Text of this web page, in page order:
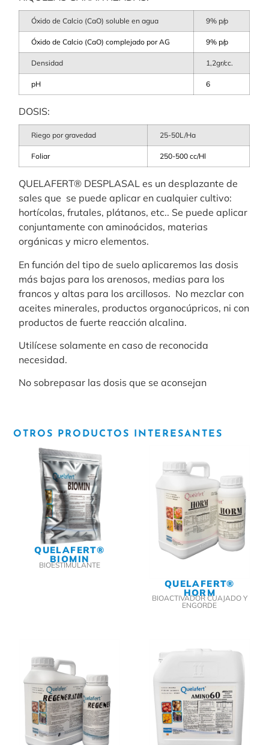
Óxido de Calcio (CaO) soluble en agua 9% p/p
Óxido de Calcio (CaO) complejado por AG 9% p/p
Densidad 1,2gr/cc.
pH 6
DOSIS:
Riego por gravedad 25-50L/Ha
Foliar 250-500 cc/Hl
QUELAFERT® DESPLASAL es un desplazante de
sales que se puede aplicar en cualquier cultivo:
hortícolas, frutales, plátanos, etc.. Se puede aplicar
conjuntamente con aminoácidos, materias
orgánicas y micro elementos.
En función del tipo de suelo aplicaremos las dosis
más bajas para los arenosos, medias para los
francos y altas para los arcillosos. No mezclar con
aceites minerales, productos organocúpricos, ni con
productos de fuerte reacción alcalina.
Utilícese solamente en caso de reconocida
necesidad.
No sobrepasar las dosis que se aconsejan
OTROS PRODUCTOS INTERESANTES
QUELAFERT®
BIOMIN
BIOESTIMULANTE
QUELAFERT®
HORM
BIOACTIVADOR CUAJADO Y
ENGORDE